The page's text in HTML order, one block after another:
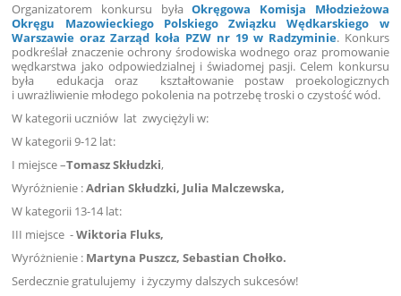
Organizatorem konkursu byłaOkręgowa Komisja Młodzieżowa
Okręgu Mazowieckiego Polskiego Związku Wędkarskiego w
Warszawie oraz Zarząd koła PZW nr 19 w Radzyminie. Konkurs
podkreślał znaczenie ochrony środowiska wodnego oraz promowanie
wędkarstwa jako odpowiedzialnej i świadomej pasji. Celem konkursu
była edukacja oraz kształtowanie postaw proekologicznych
i uwrażliwienie młodego pokolenia na potrzebę troski o czystość wód.
W kategorii uczniów lat zwyciężyli w:
W kategorii 9-12 lat:
I miejsce –Tomasz Skłudzki,
Wyróżnienie :Adrian Skłudzki, Julia Malczewska,
W kategorii 13-14 lat:
III miejsce -Wiktoria Fluks,
Wyróżnienie : Martyna Puszcz, Sebastian Chołko.
Serdecznie gratulujemy i życzymy dalszych sukcesów!